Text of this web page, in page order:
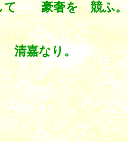
て 豪奢を 競ふ。
嘉なり。